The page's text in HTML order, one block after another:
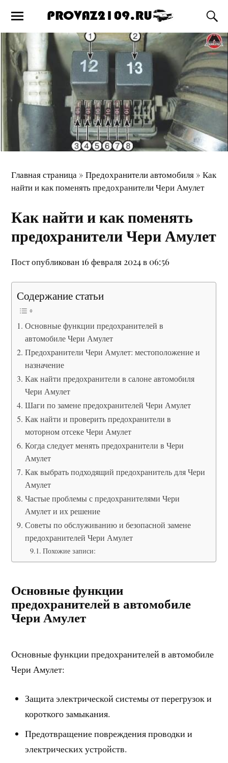
Главная страница »Предохранители автомобиля »Как
найти и как поменять предохранители Чери Амулет
Как найти и как поменять
предохранители Чери Амулет
Пост опубликован 16 февраля 2024 в 06:56
Содержание статьи
Основные функции предохранителей в
автомобиле Чери Амулет
Предохранители Чери Амулет: местоположение и
назначение
Как найти предохранители в салоне автомобиля
Чери Амулет
Шаги по замене предохранителей Чери Амулет
Как найти и проверить предохранители в
моторном отсеке Чери Амулет
Когда следует менять предохранители в Чери
Амулет
Как выбрать подходящий предохранитель для Чери
Амулет
Частые проблемы с предохранителями Чери
Амулет и их решение
Советы по обслуживанию и безопасной замене
предохранителей Чери Амулет
Похожие записи:
Основные функции
предохранителей в автомобиле
Чери Амулет
Основные функции предохранителей в автомобиле
Чери Амулет:
Защита электрической системы от перегрузок и
короткого замыкания.
Предотвращение повреждения проводки и
электрических устройств.